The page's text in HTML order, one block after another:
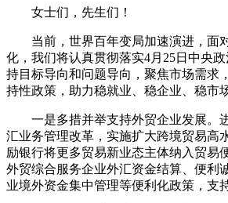
女士们，先生们！
当前，世界百年变局加速演进，面
化，我们将认真贯彻落实4月25日中央
持目标导向和问题导向，聚焦市场需求
持性政策，助力稳就业、稳企业、稳市
一是多措并举支持外贸企业发展。
汇业务管理改革，实施扩大跨境贸易高
励银行将更多贸易新业态主体纳入贸易
外贸综合服务企业外汇资金结算、便利
业境外资金集中管理等便利化政策，支